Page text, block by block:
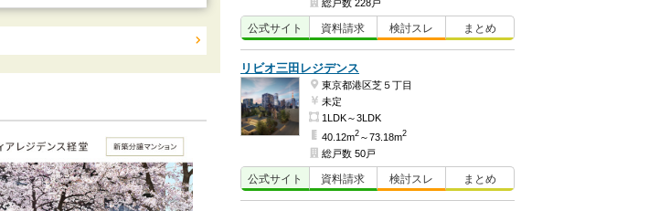
総戸数 228戸
公式サイト 資料請求 検討スレ まとめ
リビオ三田レジデンス
東京都港区芝５丁目
未定
1LDK～3LDK
40.12m2 ～73.18m2
総戸数 50戸
公式サイト 資料請求 検討スレ まとめ